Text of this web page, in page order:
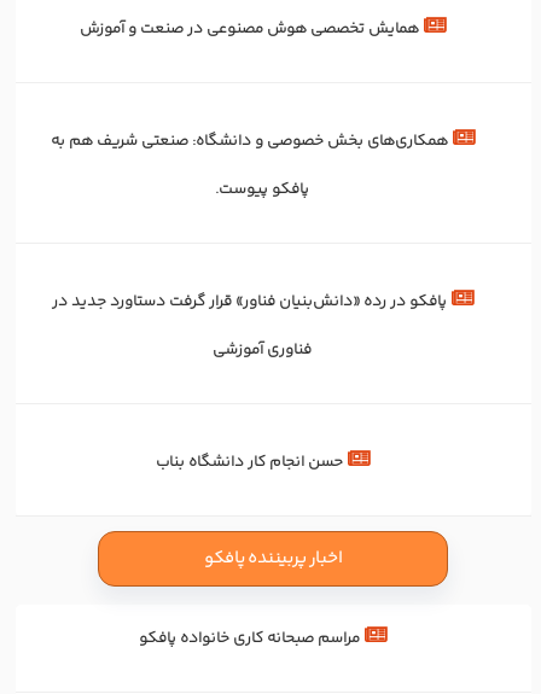
همایش تخصصی هوش مصنوعی در صنعت و آموزش
همکاری‌های بخش خصوصی و دانشگاه: صنعتی شریف هم به
پافکو پیوست.
پافکو در رده «دانش‌بنیان فناور» قرار گرفت دستاورد جدید در
فناوری آموزشی
حسن انجام کار دانشگاه بناب
اخبار پربیننده پافکو
مراسم صبحانه کاری خانواده پافکو